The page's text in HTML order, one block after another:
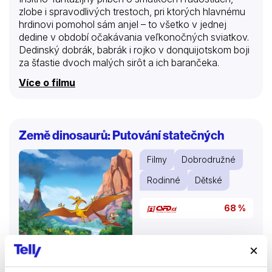
zlobe i spravodlivých trestoch, pri ktorých hlavnému
hrdinovi pomohol sám anjel – to všetko v jednej
dedine v období očakávania veľkonočných sviatkov.
Dedinský dobrák, babrák i rojko v donquijotskom boji
za šťastie dvoch malých sirôt a ich barančeka.
Více o filmu
Země dinosaurů: Putování statečných
Filmy
Dobrodružné
Rodinné
Dětské
68 %